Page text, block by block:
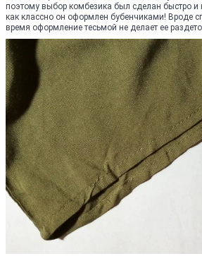
поэтому выбор комбезика был сделан быстро и
как классно он оформлен бубенчиками! Вроде
время оформление тесьмой не делает ее